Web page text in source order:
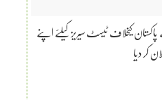
کیخلاف ٹیسٹ سیریز کیلئے اپنے
کر دیا